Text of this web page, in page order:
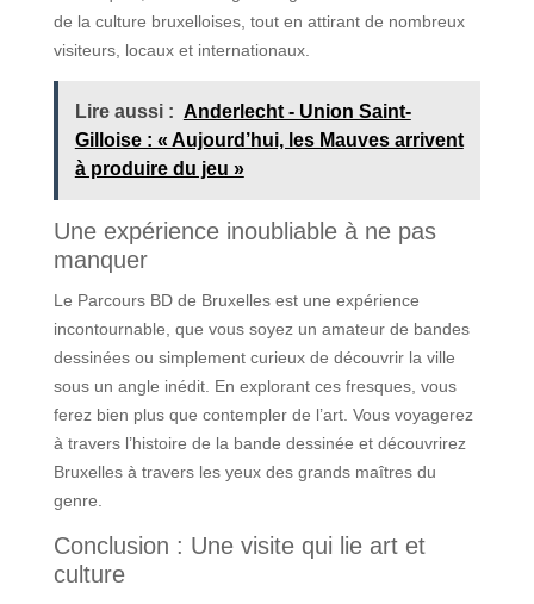
de la culture bruxelloises, tout en attirant de nombreux
visiteurs, locaux et internationaux.
Lire aussi : Anderlecht - Union Saint-
Gilloise : « Aujourd’hui, les Mauves arrivent
à produire du jeu »
Une expérience inoubliable à ne pas
manquer
Le Parcours BD de Bruxelles est une expérience
incontournable, que vous soyez un amateur de bandes
dessinées ou simplement curieux de découvrir la ville
sous un angle inédit. En explorant ces fresques, vous
ferez bien plus que contempler de l’art. Vous voyagerez
à travers l’histoire de la bande dessinée et découvrirez
Bruxelles à travers les yeux des grands maîtres du
genre.
Conclusion : Une visite qui lie art et
culture